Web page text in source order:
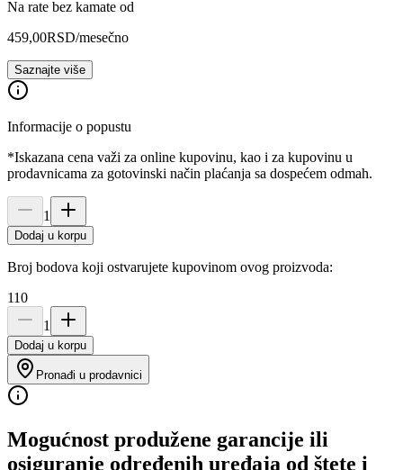
Na rate bez kamate od
459,00RSD/mesečno
Saznajte više
Informacije o popustu
*Iskazana cena važi za online kupovinu, kao i za kupovinu u
prodavnicama za gotovinski način plaćanja sa dospećem odmah.
1
Dodaj u korpu
Broj bodova koji ostvarujete kupovinom ovog proizvoda:
110
1
Dodaj u korpu
Pronađi u prodavnici
Mogućnost produžene garancije ili
osiguranje određenih uređaja od štete i